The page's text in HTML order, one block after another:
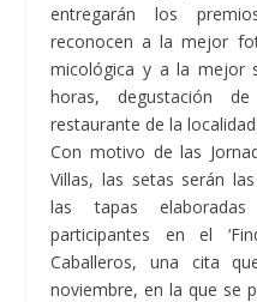
entregarán los
reconocen a la mejor
micológica y a la mejor
horas, degustación
restaurante de la localidad.
Con motivo de las
Villas, las setas serán
las tapas
participantes en el
Caballeros, una cita
noviembre, en la que se